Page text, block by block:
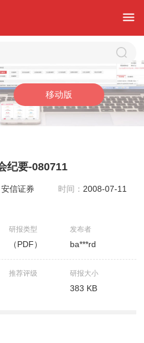
纪要-080711
安信证券 时间： 2008-07-11
研报类型
（PDF）
发布者
ba***rd
推荐评级 研报大小
383 KB